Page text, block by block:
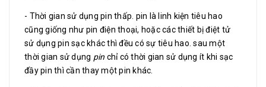
- Thời gian sử dụng pin thấp. pin là linh kiện tiêu hao
cũng giống như pin điện thoại, hoặc các thiết bị điệt tử
sử dụng pin sạc khác thì đều có sự tiêu hao. sau một
thời gian sử dụng pin chỉ có thời gian sử dụng ít khi sạc
đầy pin thì cần thay một pin khác.